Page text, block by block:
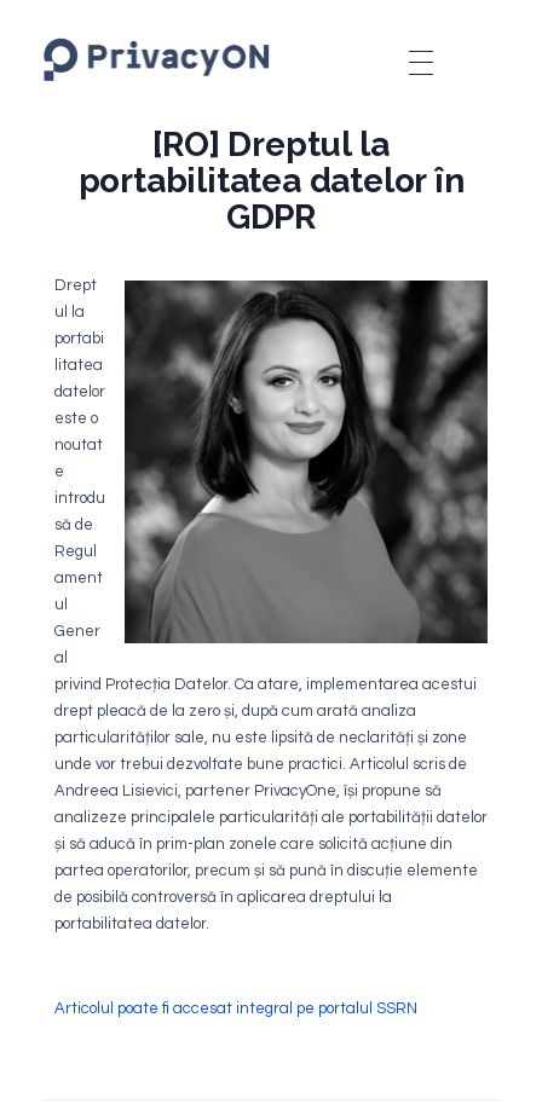
[RO] Dreptul la
portabilitatea datelor în
GDPR
Drept
ul la
portabi
litatea
datelor
este o
noutat
e
introdu
să de
Regul
ament
ul
Gener
al
privind Protecția Datelor. Ca atare, implementarea acestui
drept pleacă de la zero și, după cum arată analiza
particularităților sale, nu este lipsită de neclarități și zone
unde vor trebui dezvoltate bune practici. Articolul scris de
Andreea Lisievici, partener PrivacyOne, își propune să
analizeze principalele particularități ale portabilității datelor
și să aducă în prim-plan zonele care solicită acțiune din
partea operatorilor, precum și să pună în discuție elemente
de posibilă controversă în aplicarea dreptului la
portabilitatea datelor.
Articolul poate fi accesat integral pe portalul SSRN